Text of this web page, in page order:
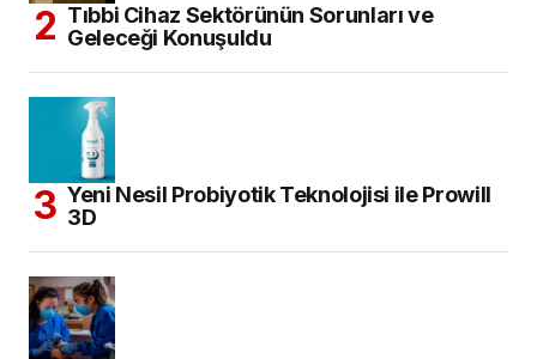
Tıbbi Cihaz Sektörünün Sorunları ve
Geleceği Konuşuldu
Yeni Nesil Probiyotik Teknolojisi ile Prowill
3D